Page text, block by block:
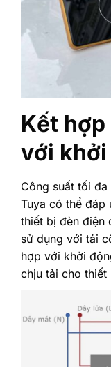
Kết
với khởi
Công suất tối
Tuya có thể đáp
thiết bị đèn điện
sử dụng với tải
hợp với khởi
chịu tải cho